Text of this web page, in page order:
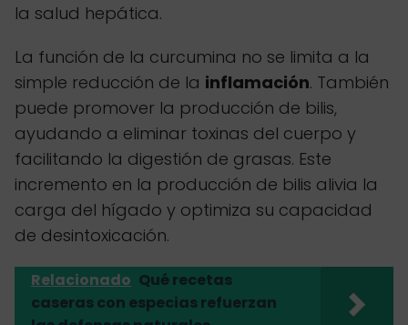
la salud hepática.
La función de la curcumina no se limita a la
simple reducción de la inflamación. También
puede promover la producción de bilis,
ayudando a eliminar toxinas del cuerpo y
facilitando la digestión de grasas. Este
incremento en la producción de bilis alivia la
carga del hígado y optimiza su capacidad
de desintoxicación.
Relacionado Qué recetas
caseras con especias refuerzan